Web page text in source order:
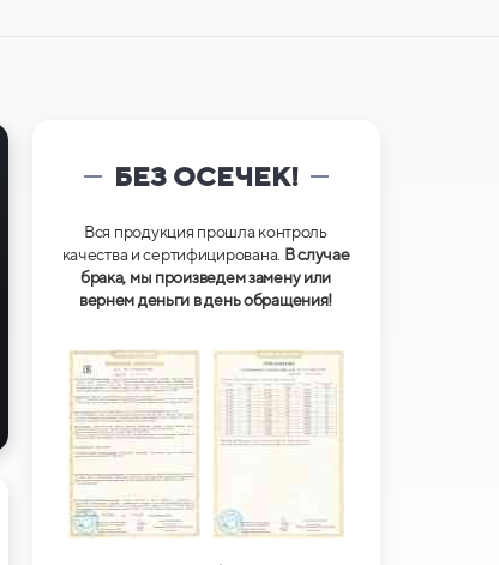
БЕЗ ОСЕЧЕК!
Вся продукция прошла контроль
качества и сертифицирована. В случае
брака, мы произведем замену или
вернем деньги в день обращения!